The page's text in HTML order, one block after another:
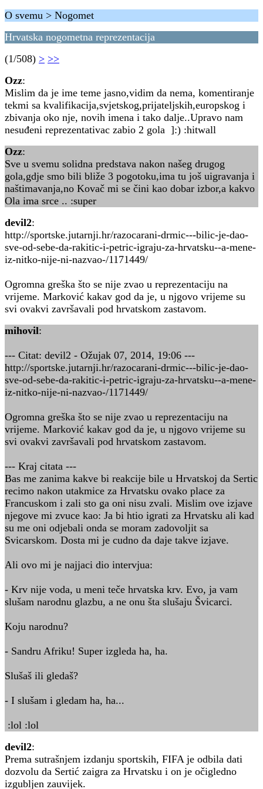
O svemu > Nogomet
Hrvatska nogometna reprezentacija
(1/508) > >>
Ozz:
Mislim da je ime teme jasno,vidim da nema, komentiranje
tekmi sa kvalifikacija,svjetskog,prijateljskih,europskog i
zbivanja oko nje, novih imena i tako dalje..Upravo nam
nesuđeni reprezentativac zabio 2 gola ]:) :hitwall
Ozz:
Sve u svemu solidna predstava nakon našeg drugog
gola,gdje smo bili bliže 3 pogotoku,ima tu još uigravanja i
naštimavanja,no Kovač mi se čini kao dobar izbor,a kakvo
Ola ima srce .. :super
devil2:
http://sportske.jutarnji.hr/razocarani-drmic---bilic-je-dao-
sve-od-sebe-da-rakitic-i-petric-igraju-za-hrvatsku--a-mene-
iz-nitko-nije-ni-nazvao-/1171449/
Ogromna greška što se nije zvao u reprezentaciju na
vrijeme. Marković kakav god da je, u njgovo vrijeme su
svi ovakvi završavali pod hrvatskom zastavom.
mihovil:
--- Citat: devil2 - Ožujak 07, 2014, 19:06 ---
http://sportske.jutarnji.hr/razocarani-drmic---bilic-je-dao-
sve-od-sebe-da-rakitic-i-petric-igraju-za-hrvatsku--a-mene-
iz-nitko-nije-ni-nazvao-/1171449/
Ogromna greška što se nije zvao u reprezentaciju na
vrijeme. Marković kakav god da je, u njgovo vrijeme su
svi ovakvi završavali pod hrvatskom zastavom.
--- Kraj citata ---
Bas me zanima kakve bi reakcije bile u Hrvatskoj da Sertic
recimo nakon utakmice za Hrvatsku ovako place za
Francuskom i zali sto ga oni nisu zvali. Mislim ove izjave
njegove mi zvuce kao: Ja bi htio igrati za Hrvatsku ali kad
su me oni odjebali onda se moram zadovoljit sa
Svicarskom. Dosta mi je cudno da daje takve izjave.
Ali ovo mi je najjaci dio intervjua:
- Krv nije voda, u meni teče hrvatska krv. Evo, ja vam
slušam narodnu glazbu, a ne onu šta slušaju Švicarci.
Koju narodnu?
- Sandru Afriku! Super izgleda ha, ha.
Slušaš ili gledaš?
- I slušam i gledam ha, ha...
:lol :lol
devil2:
Prema sutrašnjem izdanju sportskih, FIFA je odbila dati
dozvolu da Sertić zaigra za Hrvatsku i on je očigledno
izgubljen zauvijek.